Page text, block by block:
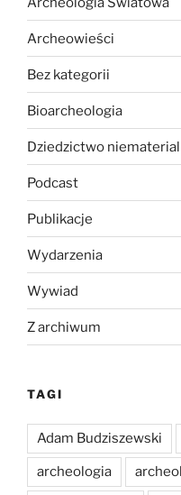
Archeowieści
Bez kategorii
Bioarcheologia
Dziedzictwo
Podcast
Publikacje
Wydarzenia
Wywiad
Z archiwum
TAGI
Adam Budziszewski
archeologia